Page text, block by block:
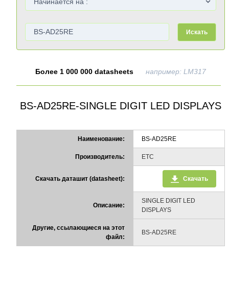
Искать
Более 1 000 000 datasheets например: LM317
BS-AD25RE-SINGLE DIGIT LED DISPLAYS
Наименование: BS-AD25RE
Производитель: ETC
Скачать даташит (datasheet): Скачать
Описание:
SINGLE DIGIT LED
DISPLAYS
Другие, ссылающиеся на этот
файл:
BS-AD25RE